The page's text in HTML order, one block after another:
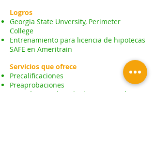
Logros
Georgia State Unversity, Perimeter
College
Entrenamiento para licencia de hipotecas
SAFE en Ameritrain
Servicios que ofrece
Precalificaciones
Preaprobaciones
Revisión completa de documentación